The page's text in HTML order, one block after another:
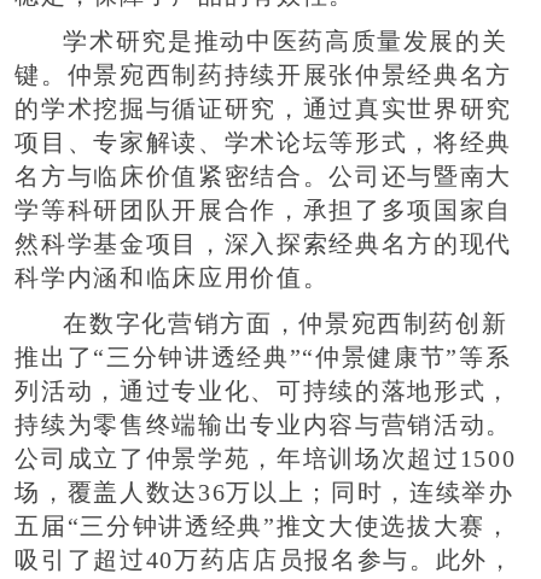
学术研究是推动中医药高质量发展的关
键。仲景宛西制药持续开展张仲景经典名方
的学术挖掘与循证研究，通过真实世界研究
项目、专家解读、学术论坛等形式，将经典
名方与临床价值紧密结合。公司还与暨南大
学等科研团队开展合作，承担了多项国家自
然科学基金项目，深入探索经典名方的现代
科学内涵和临床应用价值。
在数字化营销方面，仲景宛西制药创新
推出了“三分钟讲透经典”“仲景健康节”等系
列活动，通过专业化、可持续的落地形式，
持续为零售终端输出专业内容与营销活动。
公司成立了仲景学苑，年培训场次超过1500
场，覆盖人数达36万以上；同时，连续举办
五届“三分钟讲透经典”推文大使选拔大赛，
吸引了超过40万药店店员报名参与。此外，